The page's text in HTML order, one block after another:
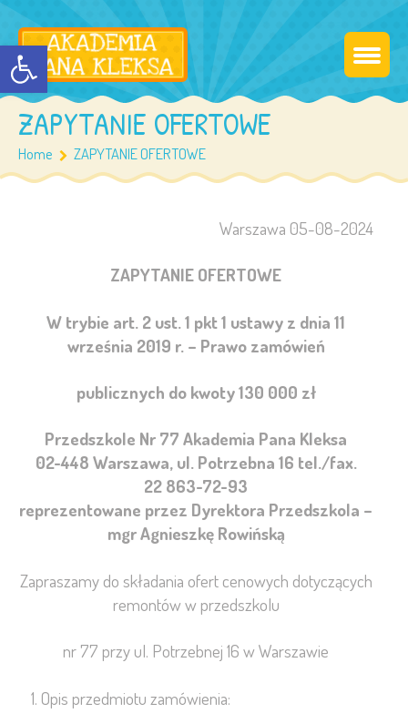
Otwórz pasek narzędzi
ZAPYTANIE OFERTOWE
Home ZAPYTANIE OFERTOWE
Warszawa 05-08-2024
ZAPYTANIE OFERTOWE
W trybie art. 2 ust. 1 pkt 1 ustawy z dnia 11
września 2019 r. – Prawo zamówień
publicznych do kwoty 130 000 zł
Przedszkole Nr 77 Akademia Pana Kleksa
02-448 Warszawa, ul. Potrzebna 16 tel./fax.
22 863-72-93
reprezentowane przez Dyrektora Przedszkola –
mgr Agnieszkę Rowińską
Zapraszamy do składania ofert cenowych dotyczących
remontów w przedszkolu
nr 77 przy ul. Potrzebnej 16 w Warszawie
Opis przedmiotu zamówienia: